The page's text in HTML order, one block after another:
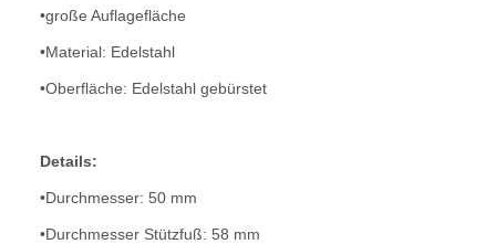
•große Auflagefläche
•Material: Edelstahl
•Oberfläche: Edelstahl gebürstet
Details:
•Durchmesser: 50 mm
•Durchmesser Stützfuß: 58 mm